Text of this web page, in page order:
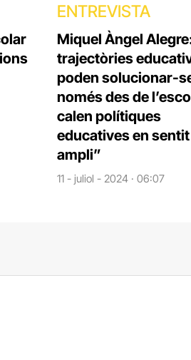
ENTREVISTA
Miquel Àngel
trajectòries
poden solucionar-
només des de
calen polítiques
educatives en sentit
ampli”
11 - juliol - 2024 · 06:07